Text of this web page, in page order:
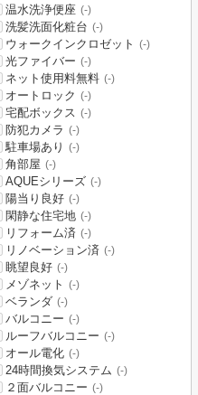
温水洗浄便座 (-)
洗髪洗面化粧台 (-)
ウォークインクロゼット (-)
光ファイバー (-)
ネット使用料無料 (-)
オートロック (-)
宅配ボックス (-)
防犯カメラ (-)
駐車場あり (-)
角部屋 (-)
AQUEシリーズ (-)
陽当り良好 (-)
閑静な住宅地 (-)
リフォーム済 (-)
リノベーション済 (-)
眺望良好 (-)
メゾネット (-)
ベランダ (-)
バルコニー (-)
ルーフバルコニー (-)
オール電化 (-)
24時間換気システム (-)
２面バルコニー (-)